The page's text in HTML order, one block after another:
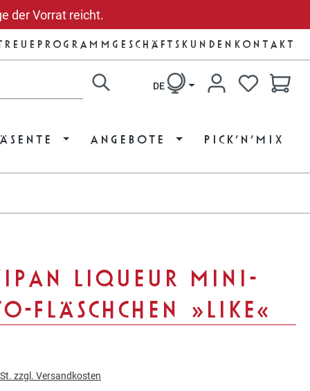
der Vorrat reicht.
GESCHÄFTSKUNDEN KONTAKT
DE
ANGEBOTE PICK’N’MIX
LIQUEUR MINI-
FLÄSCHCHEN »LIKE«
zzgl. Versandkosten